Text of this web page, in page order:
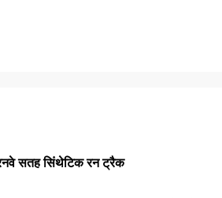
सतह सिंथेटिक रन ट्रैक